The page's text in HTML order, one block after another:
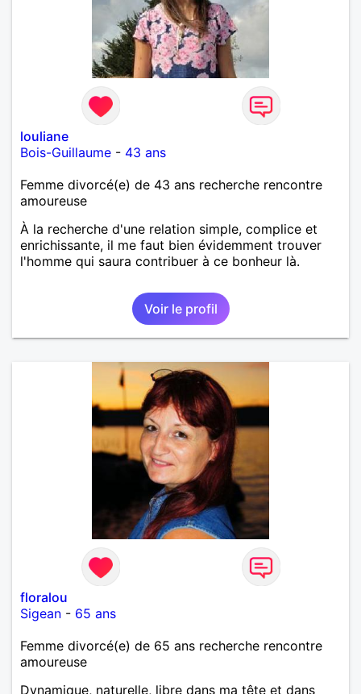
louliane
Bois-Guillaume - 43 ans
Femme divorcé(e) de 43 ans recherche rencontre
amoureuse
À la recherche d'une relation simple, complice et
enrichissante, il me faut bien évidemment trouver
l'homme qui saura contribuer à ce bonheur là.
Voir le profil
floralou
Sigean - 65 ans
Femme divorcé(e) de 65 ans recherche rencontre
amoureuse
Dynamique, naturelle, libre dans ma tête et dans